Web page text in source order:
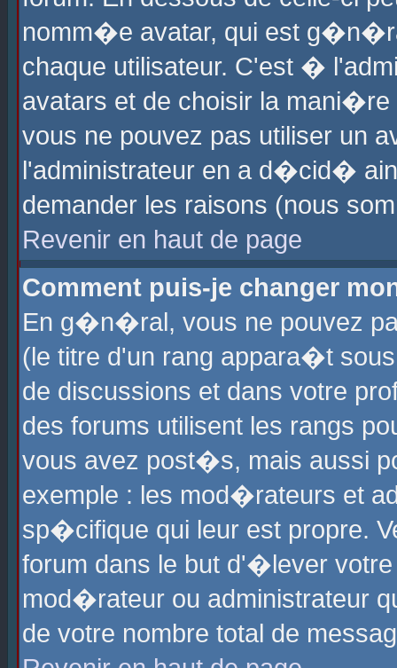
nomm�e avatar, qui est
chaque utilisateur. C'est �
avatars et de choisir la
vous ne pouvez pas utiliser un
l'administrateur en a d�cid�
demander les raisons (nous
Revenir en haut de page
Comment puis-je changer
En g�n�ral, vous ne pouvez
(le titre d'un rang appara�t
de discussions et dans votre
des forums utilisent les rangs
vous avez post�s, mais aussi
exemple : les mod�rateurs et
sp�cifique qui leur est propre.
forum dans le but d'�lever
mod�rateur ou administrateur
de votre nombre total de